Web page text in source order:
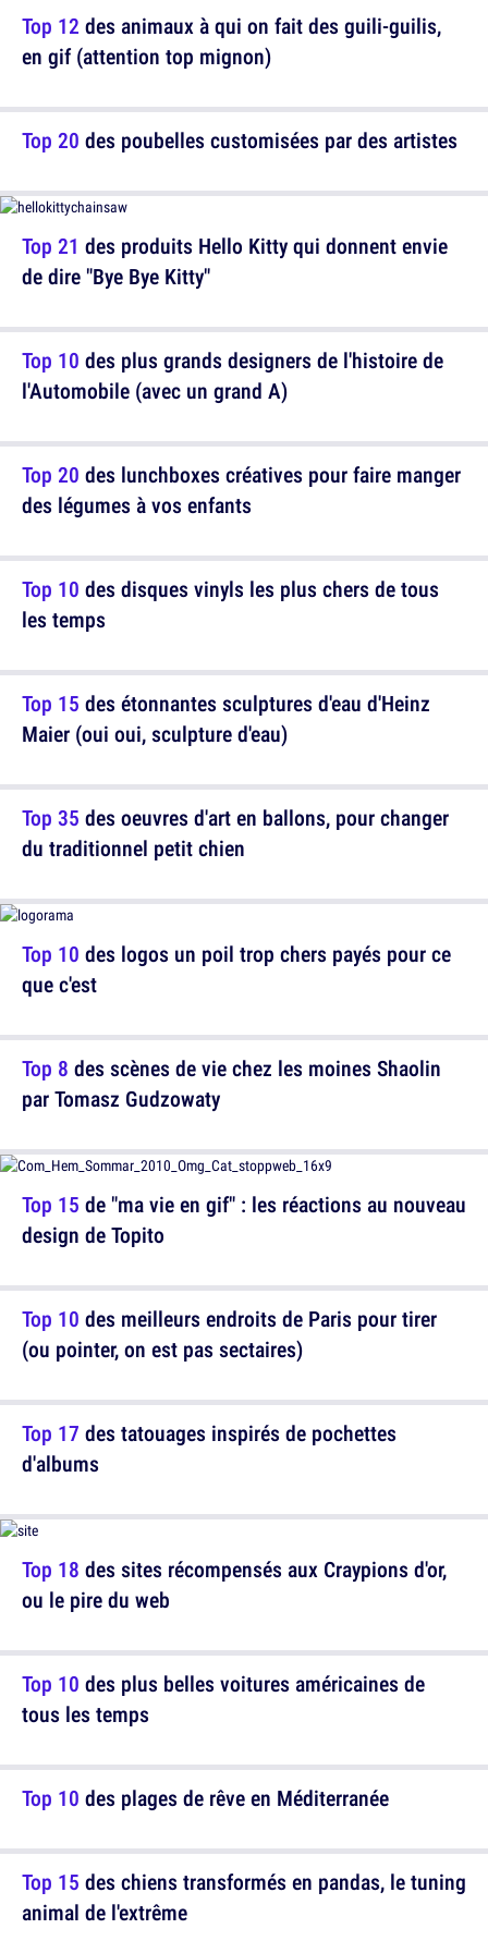
Top 12 des animaux à qui on fait des guili-guilis,
en gif (attention top mignon)
Top 21 des produits Hello Kitty qui donnent envie
de dire "Bye Bye Kitty"
Top 20 des lunchboxes créatives pour faire manger
des légumes à vos enfants
Top 15 des étonnantes sculptures d'eau d'Heinz
Maier (oui oui, sculpture d'eau)
Top 10 des logos un poil trop chers payés pour ce
que c'est
Top 15 de "ma vie en gif" : les réactions au nouveau
design de Topito
Top 17 des tatouages inspirés de pochettes
d'albums
Top 10 des plus belles voitures américaines de
tous les temps
Top 15 des chiens transformés en pandas, le tuning
animal de l'extrême
Top 20 des poubelles customisées par des artistes
Top 10 des plus grands designers de l'histoire de
l'Automobile (avec un grand A)
Top 10 des disques vinyls les plus chers de tous
les temps
Top 35 des oeuvres d'art en ballons, pour changer
du traditionnel petit chien
Top 8 des scènes de vie chez les moines Shaolin
par Tomasz Gudzowaty
Top 10 des meilleurs endroits de Paris pour tirer
(ou pointer, on est pas sectaires)
Top 18 des sites récompensés aux Craypions d'or,
ou le pire du web
Top 10 des plages de rêve en Méditerranée